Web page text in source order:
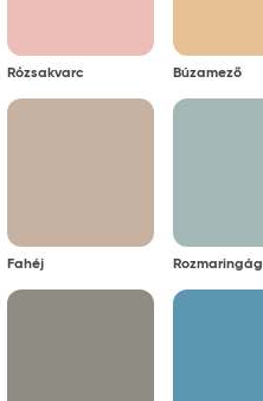
Rózsakvarc Búzamező
Fahéj Rozmaringág